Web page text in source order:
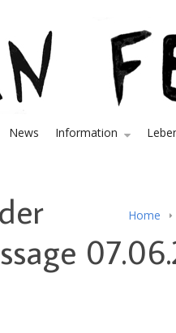
News Information
Home